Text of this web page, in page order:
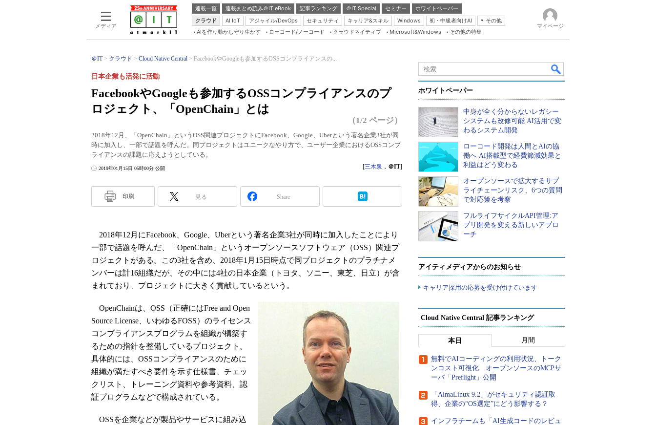
メディア
連載一覧 連載まとめ読み＠IT eBook 記事ランキング ＠IT Special セミナー
ホワイトペーパー
クラウド
AI IoT アジャイル/DevOps セキュリティ キャリア&スキル Windows 初・中級者向けAI
その他
Server & Storage
Java Agile
Database Expert
Linux ＆ OSS
Master of IP Network
Security & Trust
AIを作り動かし守り生かす ローコード/ノーコード クラウドネイティブ Microsoft&Windows その他の特集
マイページ
＠IT クラウド Cloud Native Central FacebookやGoogleも参加するOSSコンプライアンスの...
FacebookやGoogleも参加するOSSコンプライアンスのプ
ロジェクト、「OpenChain」とは
日本企業も活発に活動
（1/2 ページ）
2018年12月、「OpenChain」というOSS関連プロジェクトにFacebook、Google、Uberという著名企業3社が同
時に加入し、一部で話題を呼んだ。同プロジェクトはユニークなやり方で、ユーザー企業におけるOSSコンプ
ライアンスの課題に応えようとしている。
2019年01月15日 05時00分 公開 [三木泉 ， ＠IT]
印刷 見る Share
2018年12月にFacebook、Google、Uberという著名企業3社が同時に加入したことにより
一部で話題を呼んだ、「OpenChain」というオープンソースソフトウェア（OSS）関連プ
ロジェクトがある。この3社を含め、2018年1月15日時点で同プロジェクトのプラチナメ
ンバーは計16組織だが、その中には4社の日本企業（トヨタ、ソニー、東芝、日立）が含
まれており、プロジェクトに大きく貢献しているという。
OpenChainは、OSS（正確にはFree and Open
Source License、いわゆるFOSS）のライセンス
コンプライアンスプログラムを組織が構築す
るための指針を整備しているプロジェクト。
具体的には、OSSコンプライアンスのために
組織が満たすべき要件を示す仕様書、チェッ
クリスト、トレーニング資料や参考資料、認
証プログラムなどで構成されている。
OSSを企業などが製品やサービスに組み込
ホワイトペーパー
中身が全く分からないレガシー
システムも改修可能 AI活用で変
わるシステム開発
ローコード開発は人間とAIの協
働へ AI搭載型で経費節減効果と
利益はどう変わる
オープンソースで拡大するサプ
ライチェーンリスク、6つの質問
で対応策を考察
フルライフサイクルAPI管理:ア
プリ開発を変える新しいアプロ
ーチ
アイティメディアからのお知らせ
キャリア採用の応募を受け付けています
Cloud Native Central 記事ランキング
本日 月間
無料でAIコーディングの利用状況、トーク
ンコスト可視化 オープンソースのMCPサ
ーバ「Preflight」公開
「AlmaLinux 9.2」がセキュリティ認証取
得、企業の“OS選定”にどう影響する？
インフラチームも「AI生成コードのレビュ